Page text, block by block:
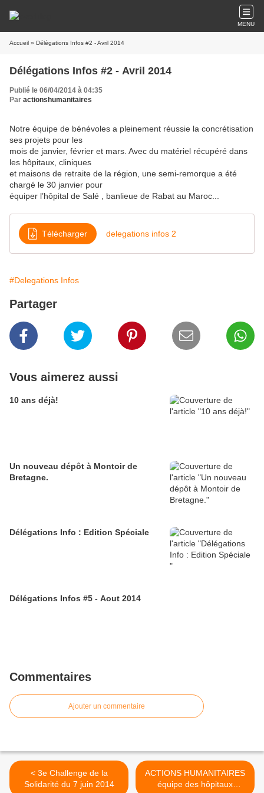
MENU
Accueil » Délégations Infos #2 - Avril 2014
Délégations Infos #2 - Avril 2014
Publié le 06/04/2014 à 04:35
Par actionshumanitaires
Notre équipe de bénévoles a pleinement réussie la concrétisation
ses projets pour les
mois de janvier, février et mars. Avec du matériel récupéré dans
les hôpitaux, cliniques
et maisons de retraite de la région, une semi-remorque a été
chargé le 30 janvier pour
équiper l’hôpital de Salé , banlieue de Rabat au Maroc...
Télécharger delegations infos 2
#Delegations Infos
Partager
Vous aimerez aussi
10 ans déjà!
Un nouveau dépôt à Montoir de
Bretagne.
Délégations Info : Edition Spéciale
Délégations Infos #5 - Aout 2014
Commentaires
Ajouter un commentaire
< 3e Challenge de la
Solidarité du 7 juin 2014
ACTIONS HUMANITAIRES
équipe des hôpitaux